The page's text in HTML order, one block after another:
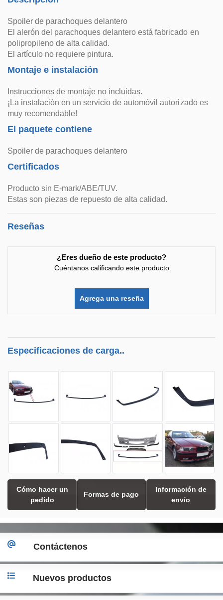
Spoiler de parachoques delantero
El alerón del parachoques delantero está fabricado en
polipropileno de alta calidad.
El artículo no requiere pintura.
Montaje e instalación
Instrucciones de montaje no incluidas.
¡La instalación en un servicio de automóvil autorizado es
muy recomendable!
El paquete contiene
Spoiler de parachoques delantero
Certificados
Producto sin E-mark/ABE/TUV.
Estas son piezas de repuesto de alta calidad.
Reseñas
¿Eres dueño de este producto?
Cuéntanos calificando este producto
Agrega una reseña
Especificaciones de carga..
Cómo hacer un
pedido
Formas de pago
Información de
envío
Contáctenos
Nuevos productos